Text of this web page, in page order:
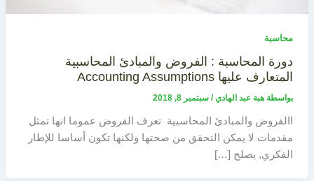
محاسبة
دورة المحاسبة : الفروض والمبادئ المحاسبية
المتعارف عليها Accounting Assumptions
بواسطة هبة عبد الهادي/ سبتمبر 8, 2018
االفروض والمبادئ المحاسبية تعرف الفروض عموما انها تمثل
مقدمات لا يمكن التحقق من صحتها ولكنها تكون أساسا للإطار
الفكري, يصلح […]